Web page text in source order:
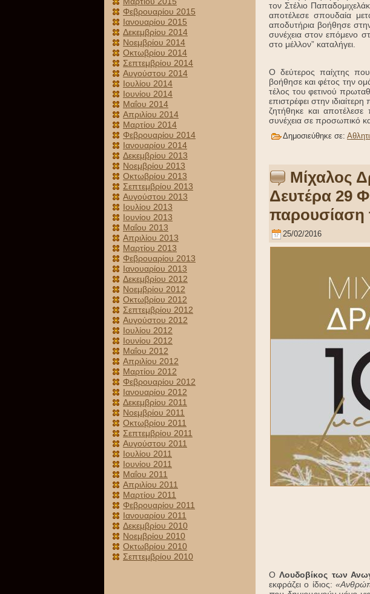
Φεβρουαρίου 2015
Ιανουαρίου 2015
Δεκεμβρίου 2014
Νοεμβρίου 2014
Οκτωβρίου 2014
Σεπτεμβρίου 2014
Αυγούστου 2014
Ιουλίου 2014
Ιουνίου 2014
Μαΐου 2014
Απριλίου 2014
Μαρτίου 2014
Φεβρουαρίου 2014
Ιανουαρίου 2014
Δεκεμβρίου 2013
Νοεμβρίου 2013
Οκτωβρίου 2013
Σεπτεμβρίου 2013
Αυγούστου 2013
Ιουλίου 2013
Ιουνίου 2013
Μαΐου 2013
Απριλίου 2013
Μαρτίου 2013
Φεβρουαρίου 2013
Ιανουαρίου 2013
Δεκεμβρίου 2012
Νοεμβρίου 2012
Οκτωβρίου 2012
Σεπτεμβρίου 2012
Αυγούστου 2012
Ιουλίου 2012
Ιουνίου 2012
Μαΐου 2012
Απριλίου 2012
Μαρτίου 2012
Φεβρουαρίου 2012
Ιανουαρίου 2012
Δεκεμβρίου 2011
Νοεμβρίου 2011
Οκτωβρίου 2011
Σεπτεμβρίου 2011
Αυγούστου 2011
Ιουλίου 2011
Ιουνίου 2011
Μαΐου 2011
Απριλίου 2011
Μαρτίου 2011
Φεβρουαρίου 2011
Ιανουαρίου 2011
Δεκεμβρίου 2010
Νοεμβρίου 2010
Οκτωβρίου 2010
Σεπτεμβρίου 2010
τον Στέλιο
αποτέλεσε σπουδαία
αποδυτήρια βοήθησε
συνέχεια στον επόμενο
στο μέλλον” καταλήγει.
Ο δεύτερος παίχτης
βοήθησε και φέτος την
τέλος του φετινού
επιστρέφει στην
ζητήθηκε και
συνέχεια σε προσωπικό
Δημοσιεύθηκε σε:
Μίχαλος
Δευτέρα 29
παρουσίαση
25/02/2016
ΟΛουδοβίκος των
εκφράζει ο ίδιος: